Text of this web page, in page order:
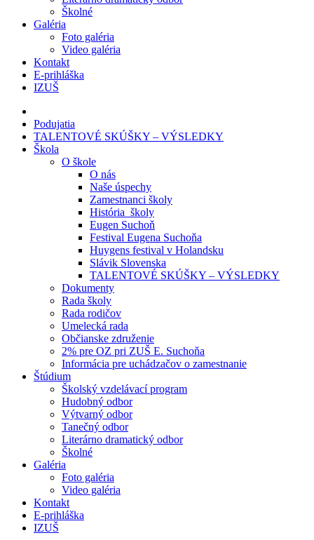
Školné
Galéria
Foto galéria
Video galéria
Kontakt
E-prihláška
IZUŠ
Podujatia
TALENTOVÉ SKÚŠKY – VÝSLEDKY
Škola
O škole
O nás
Naše úspechy
Zamestnanci školy
História školy
Eugen Suchoň
Festival Eugena Suchoňa
Huygens festival v Holandsku
Slávik Slovenska
TALENTOVÉ SKÚŠKY – VÝSLEDKY
Dokumenty
Rada školy
Rada rodičov
Umelecká rada
Občianske združenie
2% pre OZ pri ZUŠ E. Suchoňa
Informácia pre uchádzačov o zamestnanie
Štúdium
Školský vzdelávací program
Hudobný odbor
Výtvarný odbor
Tanečný odbor
Literárno dramatický odbor
Školné
Galéria
Foto galéria
Video galéria
Kontakt
E-prihláška
IZUŠ